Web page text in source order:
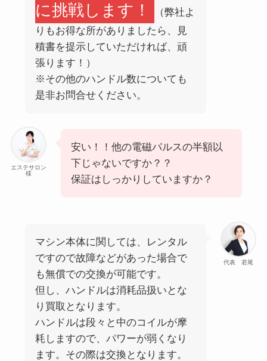
に挑戦します！
（弊社よ
りもお得な所がありましたら、見
積書を提示していただければ、頑
張ります！）
※その他のハンドル数についても
是非お問合せください。
エステサロン
様
安い！！他の電磁パルスの半額以
下じゃないですか？？
保証はしっかりしていますか？
代表 若尾
マシン本体に関しては、レンタル
ですので故障などがあった場合で
も無償での交換が可能です。
但し、ハンドルは消耗品扱いとな
り買取となります。
ハンドルは段々と中のコイルが摩
耗しますので、パワーが弱くなり
ます。その際は交換となります。